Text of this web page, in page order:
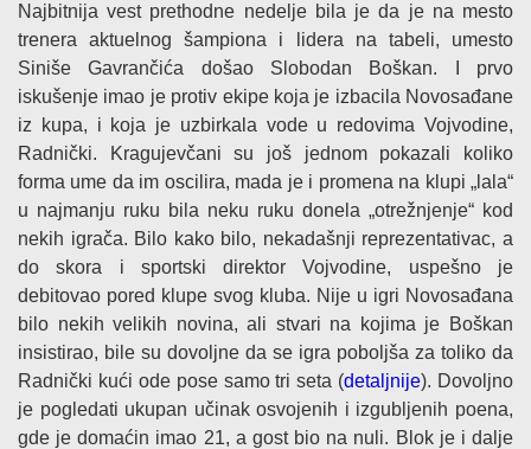
Najbitnija vest prethodne nedelje bila je da je na mesto
trenera aktuelnog šampiona i lidera na tabeli, umesto
Siniše Gavrančića došao Slobodan Boškan. I prvo
iskušenje imao je protiv ekipe koja je izbacila Novosađane
iz kupa, i koja je uzbirkala vode u redovima Vojvodine,
Radnički. Kragujevčani su još jednom pokazali koliko
forma ume da im oscilira, mada je i promena na klupi „lala“
u najmanju ruku bila neku ruku donela „otrežnjenje“ kod
nekih igrača. Bilo kako bilo, nekadašnji reprezentativac, a
do skora i sportski direktor Vojvodine, uspešno je
debitovao pored klupe svog kluba. Nije u igri Novosađana
bilo nekih velikih novina, ali stvari na kojima je Boškan
insistirao, bile su dovoljne da se igra poboljša za toliko da
Radnički kući ode pose samo tri seta (detaljnije). Dovoljno
je pogledati ukupan učinak osvojenih i izgubljenih poena,
gde je domaćin imao 21, a gost bio na nuli. Blok je i dalje